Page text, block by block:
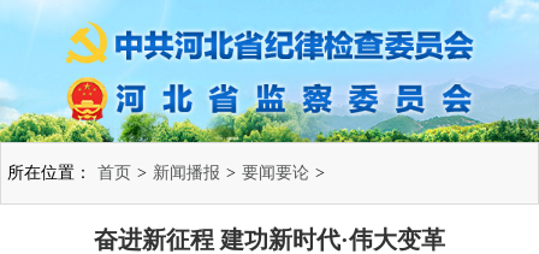
所在位置： 首页 > 新闻播报 > 要闻要论 >
奋进新征程 建功新时代·伟大变革